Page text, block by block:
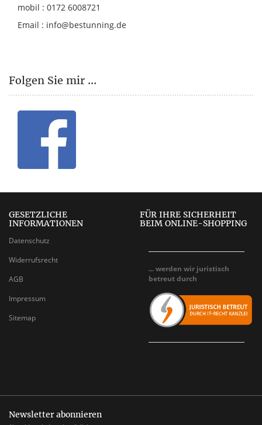
mobil : 0172 6008721
Email : info@bestunning.de
Folgen Sie mir ...
GESETZLICHE
INFORMATIONEN
Datenschutz
Widerrufsrecht
AGB
Impressum
Sitemap
FÜR IHRE SICHERHEIT
BEIM ONLINE-SHOPPING
... werden wir juristisch
betreut durch
Newsletter abonnieren